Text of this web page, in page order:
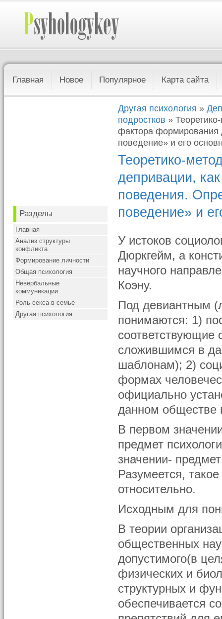
Главная Новое Популярное Карта сайта
Разделы
Главная
Анализ структуры
конфликта
Формирование личности
Общая психология
Невербальные
коммуникации
Роль секса в семье
Другая психология
Другая психология »
подростков »
фактора формирования
поведение» и его
Теоретико-
депривации,
поведения.
поведение» и
У истоков
Дюркгейм, а
научного
Коэну.
Под девиантным
понимаются: 1)
соответствующие
сложившимся в
шаблонам); 2)
формах
официально
данном обществе
В первом
предмет
значении-
Разумеется,
относительно.
Исходным для
В теории
общественных
допустимого(в
физических и
структурных и
обеспечивается